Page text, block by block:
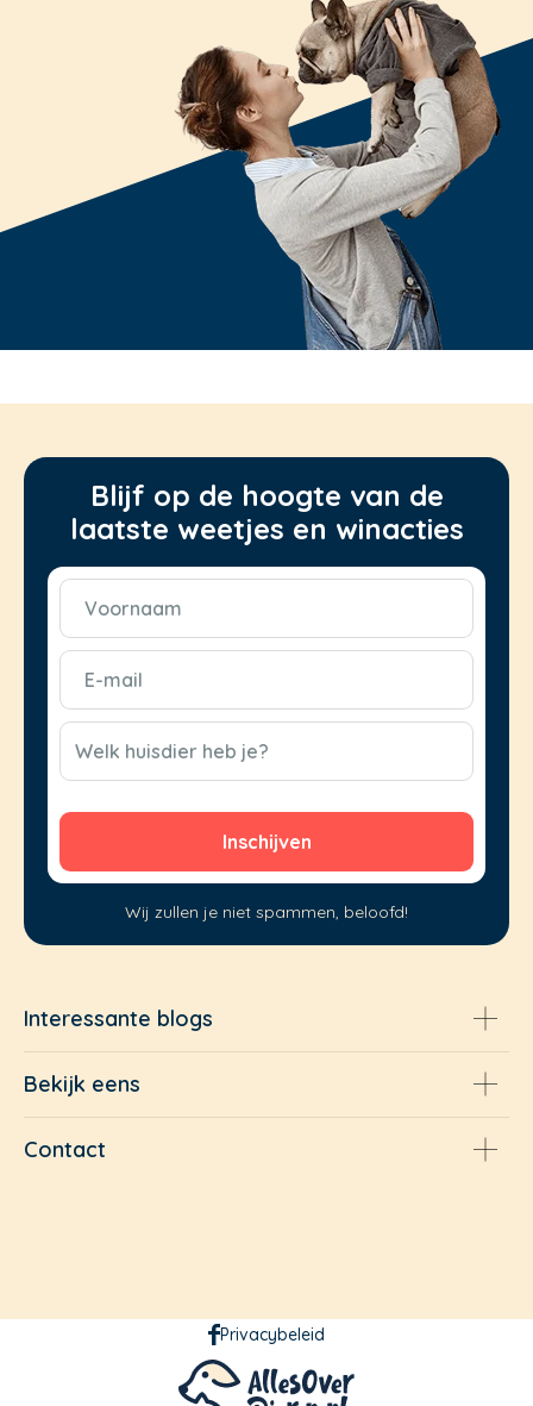
Blijf op de hoogte van de
laatste weetjes en winacties
Voornaam
(Vereist)
E-
mail
(Vereist)
CAPTCHA
Welk huisdier heb je?
Wij zullen je niet spammen, beloofd!
Interessante blogs
Bekijk eens
Contact
Privacybeleid